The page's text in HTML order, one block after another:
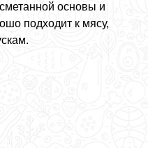
сметанной основы и
подходит к мясу,